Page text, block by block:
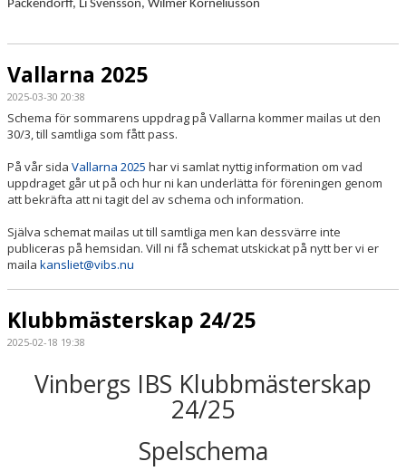
Packendorff, Li Svensson, Wilmer Korneliusson
Vallarna 2025
2025-03-30 20:38
Schema för sommarens uppdrag på Vallarna kommer mailas ut den
30/3, till samtliga som fått pass.
På vår sida Vallarna 2025 har vi samlat nyttig information om vad
uppdraget går ut på och hur ni kan underlätta för föreningen genom
att bekräfta att ni tagit del av schema och information.
Själva schemat mailas ut till samtliga men kan dessvärre inte
publiceras på hemsidan. Vill ni få schemat utskickat på nytt ber vi er
maila kansliet@vibs.nu
Klubbmästerskap 24/25
2025-02-18 19:38
Vinbergs IBS Klubbmästerskap
24/25
Spelschema